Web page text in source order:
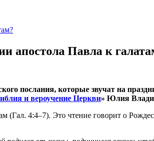
апостола Павла к
послания, которые звучат на
и вероучение Церкви» Юлия
(Гал. 4:4–7). Это чтение говорит о